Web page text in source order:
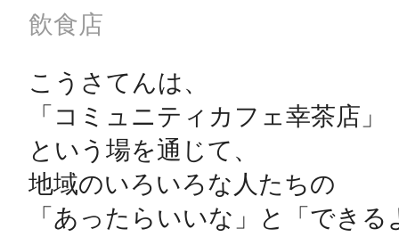
飲食店
こうさてんは、
「コミュニティカフェ幸茶店」
という場を通じて、
地域のいろいろな人たちの
「あったらいいな」と「できる
プライバシーポ